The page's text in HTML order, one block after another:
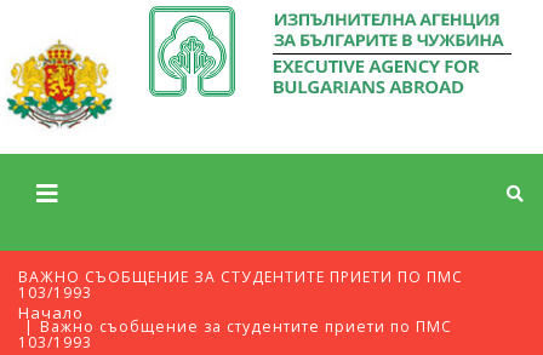
ВАЖНО СЪОБЩЕНИЕ ЗА СТУДЕНТИТЕ ПРИЕТИ ПО ПМС
103/1993
Начало
Важно съобщение за студентите приети по ПМС
103/1993